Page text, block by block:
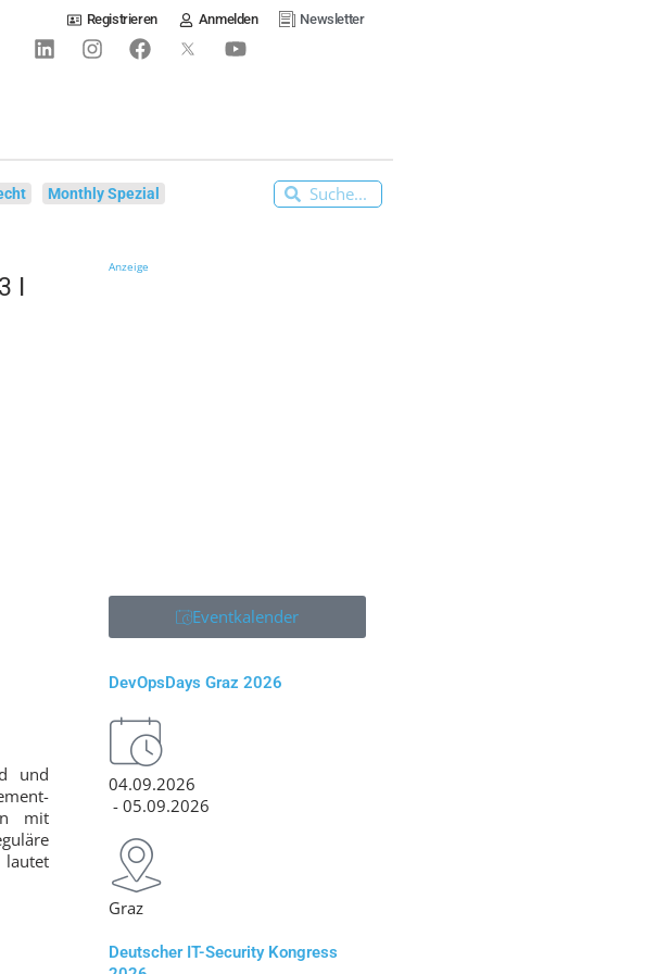
Registrieren Anmelden Newsletter
Monthly Spezial
DevOpsDays Graz 2026
Deutscher IT-Security Kongress
17.09.2026
OsnabrückHalle
4. Augsburger Cyber Security
Tag
01.10.2026
Zur Jobbörse